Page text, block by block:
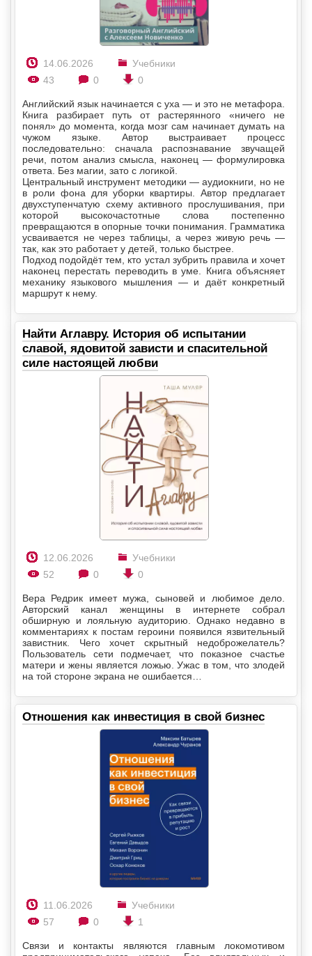
14.06.2026
Учебники
43
0 0
Английский язык начинается с уха — и это не метафора.
Книга разбирает путь от растерянного «ничего не
понял» до момента, когда мозг сам начинает думать на
чужом языке. Автор выстраивает процесс
последовательно: сначала распознавание звучащей
речи, потом анализ смысла, наконец — формулировка
ответа. Без магии, зато с логикой.
Центральный инструмент методики — аудиокниги, но не
в роли фона для уборки квартиры. Автор предлагает
двухступенчатую схему активного прослушивания, при
которой высокочастотные слова постепенно
превращаются в опорные точки понимания. Грамматика
усваивается не через таблицы, а через живую речь —
так, как это работает у детей, только быстрее.
Подход подойдёт тем, кто устал зубрить правила и хочет
наконец перестать переводить в уме. Книга объясняет
механику языкового мышления — и даёт конкретный
маршрут к нему.
Найти Аглавру. История об испытании
славой, ядовитой зависти и спасительной
силе настоящей любви
12.06.2026
Учебники
52
0 0
Вера Редрик имеет мужа, сыновей и любимое дело.
Авторский канал женщины в интернете собрал
обширную и лояльную аудиторию. Однако недавно в
комментариях к постам героини появился язвительный
завистник. Чего хочет скрытный недоброжелатель?
Пользователь сети подмечает, что показное счастье
матери и жены является ложью. Ужас в том, что злодей
на той стороне экрана не ошибается…
Отношения как инвестиция в свой бизнес
11.06.2026
Учебники
57
0 1
Связи и контакты являются главным локомотивом